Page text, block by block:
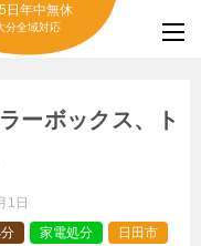
日年中無休
分全域対応
ーボックス、ト
1日
家電処分 日田市